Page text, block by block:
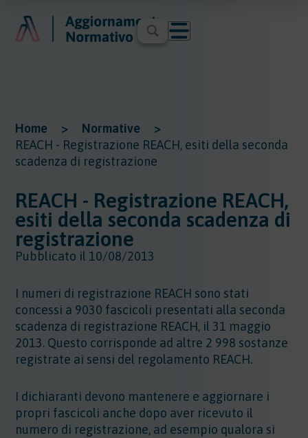
Home > Normative
>
REACH - Registrazione REACH, esiti della seconda
scadenza di registrazione
REACH - Registrazione REACH,
esiti della seconda scadenza di
registrazione
Pubblicato il 10/08/2013
I numeri di registrazione REACH sono stati
concessi a 9030 fascicoli presentati alla seconda
scadenza di registrazione REACH, il 31 maggio
2013. Questo corrisponde ad altre 2 998 sostanze
registrate ai sensi del regolamento REACH.
I dichiaranti devono mantenere e aggiornare i
propri fascicoli anche dopo aver ricevuto il
numero di registrazione, ad esempio qualora si